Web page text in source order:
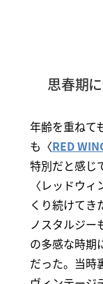
思春期
年齢を重ねて
も〈RED
特別だと感じ
〈レッドウ
くり続けてき
ノスタルジー
の多感な時期
だった。当時